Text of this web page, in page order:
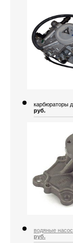
карбюраторы
руб.
водяные
руб.